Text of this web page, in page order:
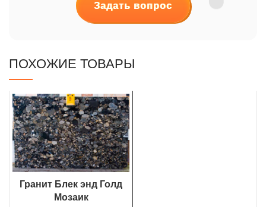
Задать вопрос
ПОХОЖИЕ ТОВАРЫ
Гранит Блек энд Голд
Мозаик